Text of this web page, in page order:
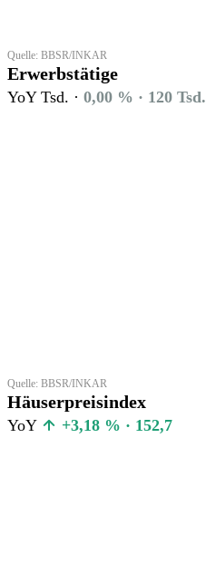
Quelle: BBSR/INKAR
Erwerbstätige
YoY Tsd. · 0,00 % · 120 Tsd.
Quelle: BBSR/INKAR
Häuserpreisindex
YoY +3,18 % · 152,7